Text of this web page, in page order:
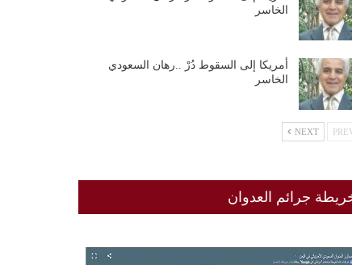
الخاسر
أمريكا إلى السقوط دُرْ ..رهان السعودي
الخاسر
NEXT
جرائم العدوان